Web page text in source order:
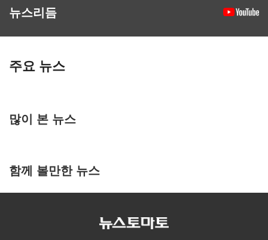
뉴스리듬
주요 뉴스
많이 본 뉴스
함께 볼만한 뉴스